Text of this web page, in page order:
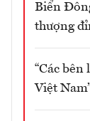
Biển
thượng
“Các
Việt